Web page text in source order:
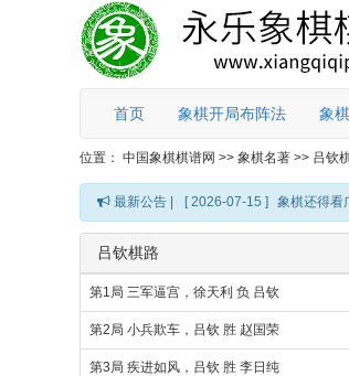
首页 象棋开局布阵法 象
位置： 中国象棋棋谱网 >> 象棋名著 >> 吕钦
最新公告 | [ 2026-07-15 ] 象棋还得看
吕钦棋路
第1局 三军逼宫，徐天利 负 吕钦
第2局 小兵欺车，吕钦 胜 赵国荣
第3局 疾进如风，吕钦 胜 李日纯